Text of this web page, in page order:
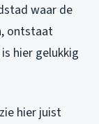
waar de
ontstaat
hier gelukkig
hier juist